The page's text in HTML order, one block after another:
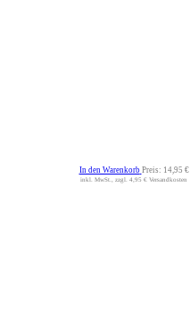
In den Warenkorb Preis: 14,95 €
inkl. MwSt., zzgl. 4,95 € Versandkosten